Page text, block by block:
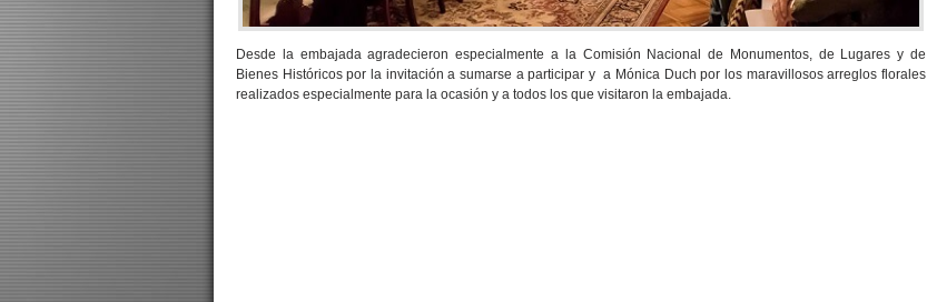
Desde la embajada agradecieron especialmente a la Comisión Nacional de Monumentos, de Lugares y de
Bienes Históricos por la invitación a sumarse a participar y a Mónica Duch por los maravillosos arreglos florales
realizados especialmente para la ocasión y a todos los que visitaron la embajada.